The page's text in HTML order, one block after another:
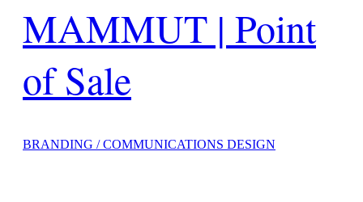
MAMMUT | Point
of Sale
BRANDING / COMMUNICATIONS DESIGN